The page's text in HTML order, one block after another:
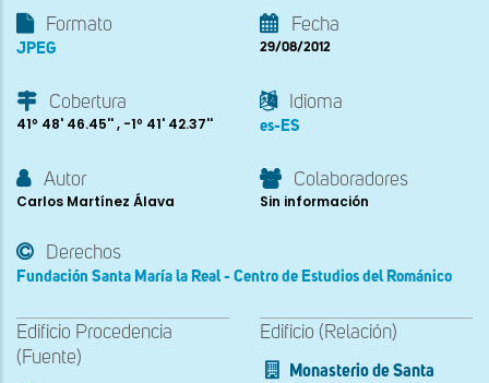
Formato
JPEG
Fecha
29/08/2012
Cobertura
41º 48' 46.45'' , -1º 41' 42.37''
Idioma
es-ES
Autor
Carlos Martínez Álava
Colaboradores
Sin información
Derechos
Fundación Santa María la Real - Centro de Estudios del Románico
Edificio Procedencia
(Fuente)
Edificio (Relación)
Monasterio de Santa